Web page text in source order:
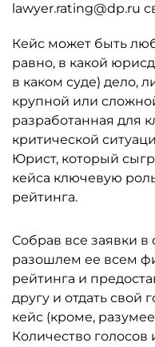
lawyer.rating@dp.ru
Кейс может быть
равно, в какой
в каком суде) дело,
крупной или
разработанная для
критической
Юрист, который
кейса ключевую
рейтинга.
Собрав все заявки
разошлем ее всем
рейтинга и
другу и отдать свой
кейс (кроме,
Количество